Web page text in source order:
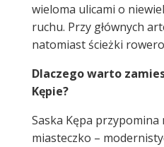
wieloma ulicami o
ruchu. Przy głównych
natomiast ścieżki
Dlaczego warto
Kępie?
Saska Kępa przypomina
miasteczko –